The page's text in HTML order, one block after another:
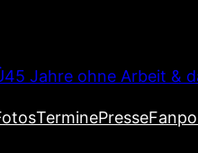
Jahre ohne Arbeit &
TerminePresse